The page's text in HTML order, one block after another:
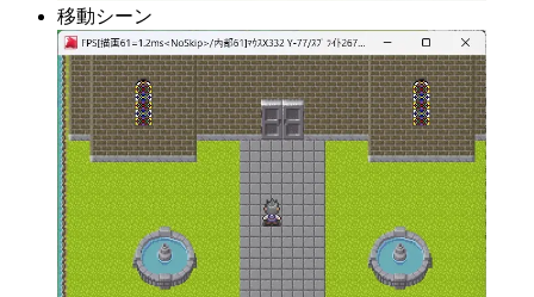
移動シーン